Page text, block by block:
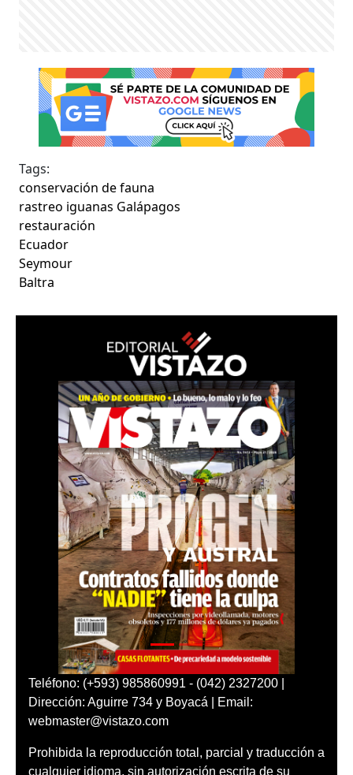
Tags:
conservación de fauna
rastreo iguanas Galápagos
restauración
Ecuador
Seymour
Baltra
Teléfono: (+593) 985860991 - (042) 2327200 |
Dirección: Aguirre 734 y Boyacá | Email:
webmaster@vistazo.com
Prohibida la reproducción total, parcial y traducción a
cualquier idioma, sin autorización escrita de su